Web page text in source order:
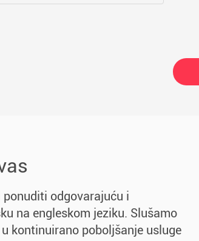
odgovarajuću i
na engleskom jeziku. Slušamo
kontinuirano poboljšanje usluge